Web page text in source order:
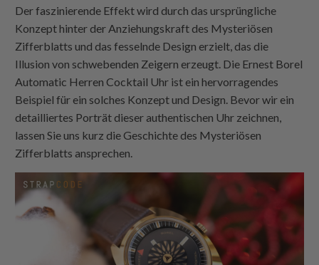
Der faszinierende Effekt wird durch das ursprüngliche
Konzept hinter der Anziehungskraft des Mysteriösen
Zifferblatts und das fesselnde Design erzielt, das die
Illusion von schwebenden Zeigern erzeugt. Die Ernest Borel
Automatic Herren Cocktail Uhr ist ein hervorragendes
Beispiel für ein solches Konzept und Design. Bevor wir ein
detailliertes Porträt dieser authentischen Uhr zeichnen,
lassen Sie uns kurz die Geschichte des Mysteriösen
Zifferblatts ansprechen.